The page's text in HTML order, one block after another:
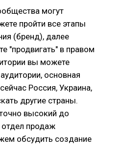
могут
пройти все этапы
(бренд), далее
"продвигать" в правом
вы можете
основная
Россия, Украина,
другие страны.
высокий до
продаж
обсудить создание